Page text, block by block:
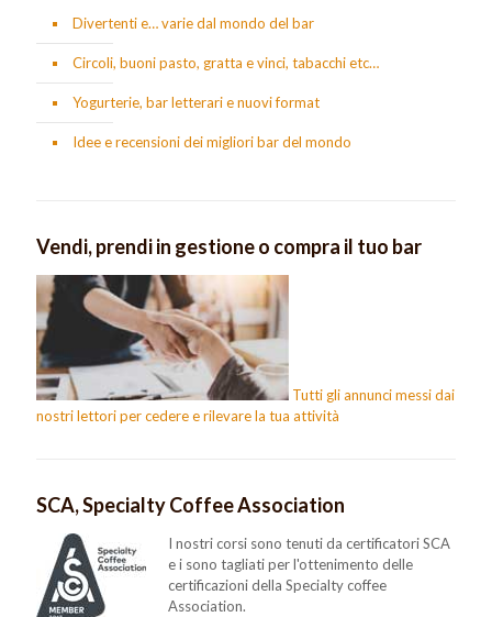
Divertenti e… varie dal mondo del bar
Circoli, buoni pasto, gratta e vinci, tabacchi etc…
Yogurterie, bar letterari e nuovi format
Idee e recensioni dei migliori bar del mondo
Vendi, prendi in gestione o compra il tuo bar
Tutti gli annunci messi dai
nostri lettori per cedere e rilevare la tua attività
SCA, Specialty Coffee Association
I nostri corsi sono tenuti da certificatori SCA
e i sono tagliati per l'ottenimento delle
certificazioni della Specialty coffee
Association.